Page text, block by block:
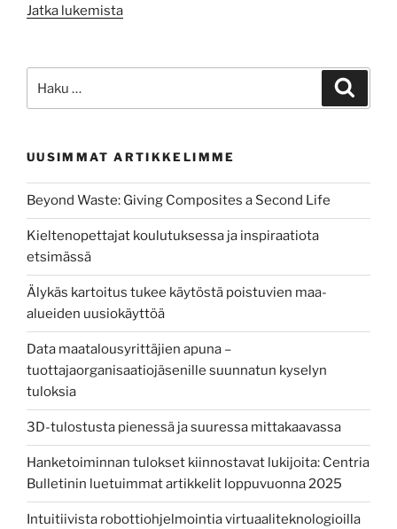
Jatka lukemista”Robotisoidun
ja
työtehtäviin”
UUSIMMAT ARTIKKELIMME
Beyond Waste: Giving Composites a Second Life
Kieltenopettajat koulutuksessa ja inspiraatiota
etsimässä
Älykäs kartoitus tukee käytöstä poistuvien maa-
alueiden uusiokäyttöä
Data maatalousyrittäjien apuna –
tuottajaorganisaatiojäsenille suunnatun kyselyn
tuloksia
3D-tulostusta pienessä ja suuressa mittakaavassa
Hanketoiminnan tulokset kiinnostavat lukijoita: Centria
Bulletinin luetuimmat artikkelit loppuvuonna 2025
Intuitiivista robottiohjelmointia virtuaaliteknologioilla